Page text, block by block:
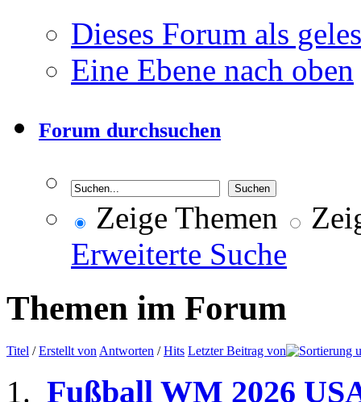
Dieses Forum als
Eine Ebene nach oben
Forum durchsuchen
Zeige Themen
Erweiterte Suche
Themen im Forum
Titel /Erstellt von Antworten /Hits Letzter Beitrag von
Fußball WM 2026